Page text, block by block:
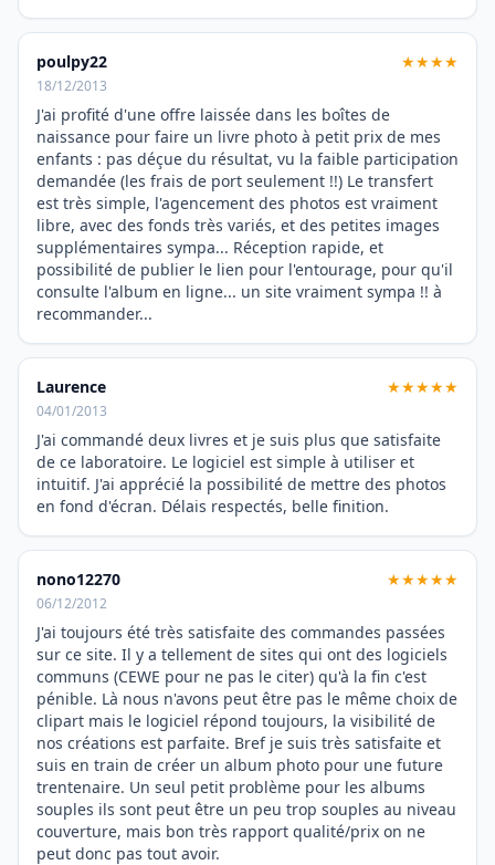
poulpy22 ★★★★
18/12/2013
J'ai profité d'une offre laissée dans les boîtes de
naissance pour faire un livre photo à petit prix de mes
enfants : pas déçue du résultat, vu la faible participation
demandée (les frais de port seulement !!) Le transfert
est très simple, l'agencement des photos est vraiment
libre, avec des fonds très variés, et des petites images
supplémentaires sympa... Réception rapide, et
possibilité de publier le lien pour l'entourage, pour qu'il
consulte l'album en ligne... un site vraiment sympa !! à
recommander...
Laurence ★★★★★
04/01/2013
J'ai commandé deux livres et je suis plus que satisfaite
de ce laboratoire. Le logiciel est simple à utiliser et
intuitif. J'ai apprécié la possibilité de mettre des photos
en fond d'écran. Délais respectés, belle finition.
nono12270 ★★★★★
06/12/2012
J'ai toujours été très satisfaite des commandes passées
sur ce site. Il y a tellement de sites qui ont des logiciels
communs (CEWE pour ne pas le citer) qu'à la fin c'est
pénible. Là nous n'avons peut être pas le même choix de
clipart mais le logiciel répond toujours, la visibilité de
nos créations est parfaite. Bref je suis très satisfaite et
suis en train de créer un album photo pour une future
trentenaire. Un seul petit problème pour les albums
souples ils sont peut être un peu trop souples au niveau
couverture, mais bon très rapport qualité/prix on ne
peut donc pas tout avoir.